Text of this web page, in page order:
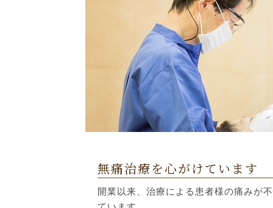
無痛治療を心がけています
開業以来、治療による患者様の痛みが